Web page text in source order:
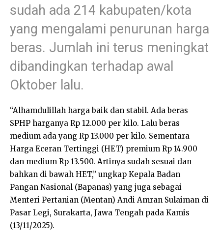
sudah ada 214 kabupaten/kota
yang mengalami penurunan harga
beras. Jumlah ini terus meningkat
dibandingkan terhadap awal
Oktober lalu.
“Alhamdulillah harga baik dan stabil. Ada beras
SPHP harganya Rp 12.000 per kilo. Lalu beras
medium ada yang Rp 13.000 per kilo. Sementara
Harga Eceran Tertinggi (HET) premium Rp 14.900
dan medium Rp 13.500. Artinya sudah sesuai dan
bahkan di bawah HET,” ungkap Kepala Badan
Pangan Nasional (Bapanas) yang juga sebagai
Menteri Pertanian (Mentan) Andi Amran Sulaiman di
Pasar Legi, Surakarta, Jawa Tengah pada Kamis
(13/11/2025).